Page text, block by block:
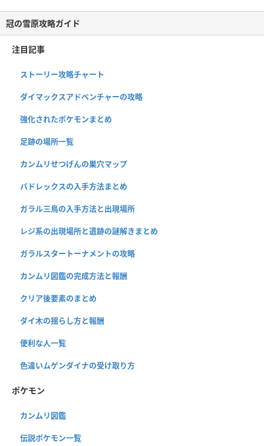
冠の雪原攻略ガイド
注目記事
ストーリー攻略チャート
ダイマックスアドベンチャーの攻略
強化されたポケモンまとめ
足跡の場所一覧
カンムリせつげんの巣穴マップ
バドレックスの入手方法まとめ
ガラル三鳥の入手方法と出現場所
レジ系の出現場所と遺跡の謎解きまとめ
ガラルスタートーナメントの攻略
カンムリ図鑑の完成方法と報酬
クリア後要素のまとめ
ダイ木の揺らし方と報酬
便利な人一覧
色違いムゲンダイナの受け取り方
ポケモン
カンムリ図鑑
伝説ポケモン一覧